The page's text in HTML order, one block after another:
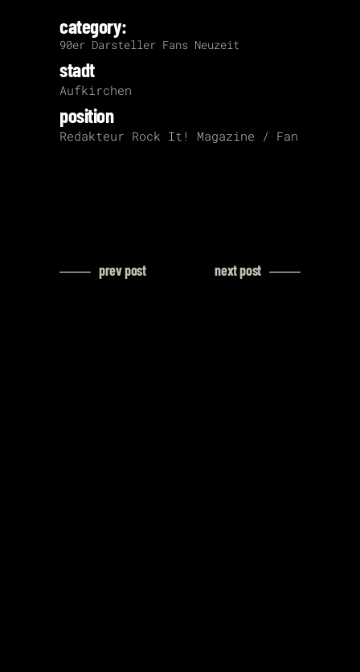
category:
90er Darsteller Fans Neuzeit
stadt
Aufkirchen
position
Redakteur Rock It! Magazine / Fan
prev post next post